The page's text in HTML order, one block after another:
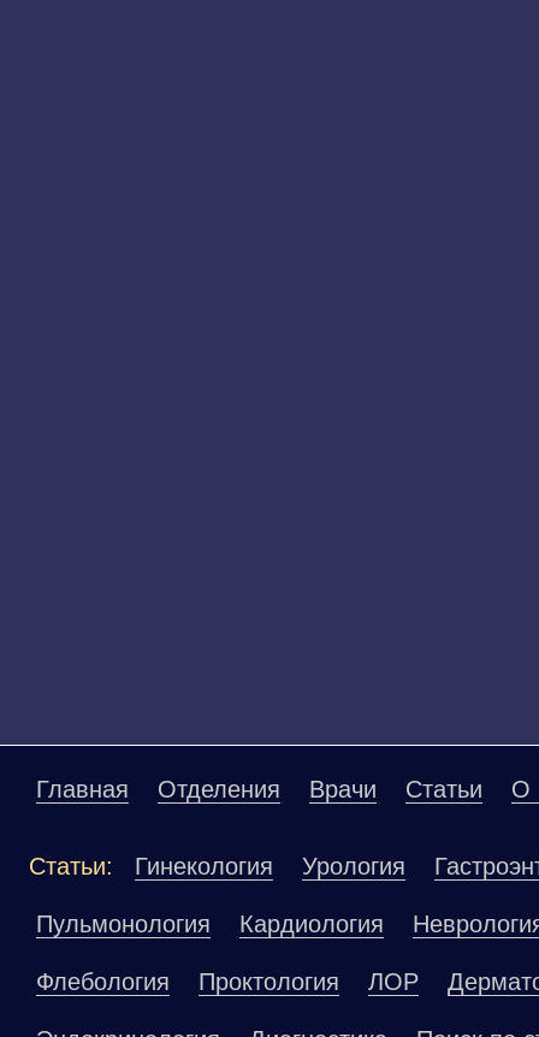
Главная Отделения Врачи Статьи О
Статьи: Гинекология Урология
Пульмонология Кардиология
Флебология Проктология ЛОР